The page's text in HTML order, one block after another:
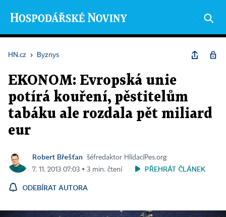
HN.cz › Byznys
EKONOM: Evropská unie
potírá kouření, pěstitelům
tabáku ale rozdala pět miliard
eur
Robert Břešťan
šéfredaktor HlídacíPes.org
7. 11. 2013 07:03 ▪ 3 min. čtení
PŘEHRÁT ČLÁNEK
ODEBÍRAT AUTORA